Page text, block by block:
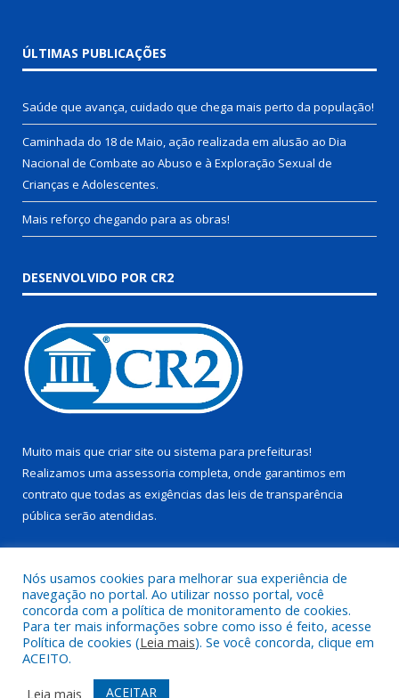
ÚLTIMAS PUBLICAÇÕES
Saúde que avança, cuidado que chega mais perto da população!
Caminhada do 18 de Maio, ação realizada em alusão ao Dia
Nacional de Combate ao Abuso e à Exploração Sexual de
Crianças e Adolescentes.
Mais reforço chegando para as obras!
DESENVOLVIDO POR CR2
Muito mais que criar site ou sistema para prefeituras!
Realizamos uma assessoria completa, onde garantimos em
contrato que todas as exigências das leis de transparência
pública serão atendidas.
Todos os direitos reservados a Prefeitura Municipal de Trairão.
Mapa do Site Acessar Área Administrativa
Nós usamos cookies para melhorar sua experiência de
navegação no portal. Ao utilizar nosso portal, você
concorda com a política de monitoramento de cookies.
Para ter mais informações sobre como isso é feito, acesse
Política de cookies (Leia mais). Se você concorda, clique em
ACEITO.
Leia mais
ACEITAR